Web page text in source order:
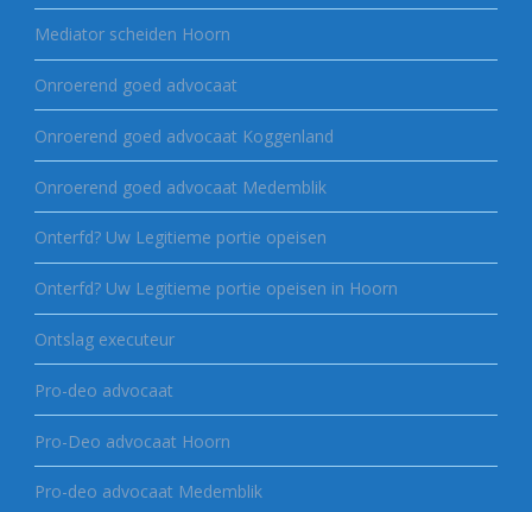
Mediator scheiden Hoorn
Onroerend goed advocaat
Onroerend goed advocaat Koggenland
Onroerend goed advocaat Medemblik
Onterfd? Uw Legitieme portie opeisen
Onterfd? Uw Legitieme portie opeisen in Hoorn
Ontslag executeur
Pro-deo advocaat
Pro-Deo advocaat Hoorn
Pro-deo advocaat Medemblik